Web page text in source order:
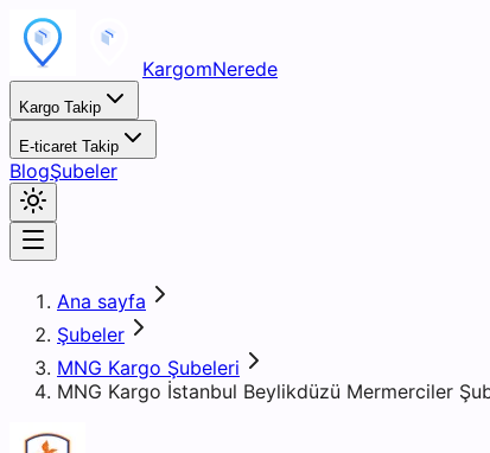
KargomNerede
Kargo Takip
E-ticaret Takip
BlogŞubeler
Ana sayfa
Şubeler
MNG Kargo Şubeleri
MNG Kargo İstanbul Beylikdüzü Mermerciler